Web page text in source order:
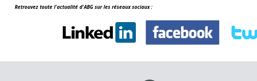
Retrouvez toute l'actualité d'ABG sur les réseaux sociaux :